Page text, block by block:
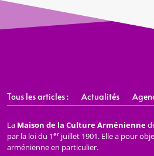
Tous les articles : Actualités
La Maison de la Culture Arménienne
par la loi du 1erjuillet 1901. Elle a pour
arménienne en particulier.